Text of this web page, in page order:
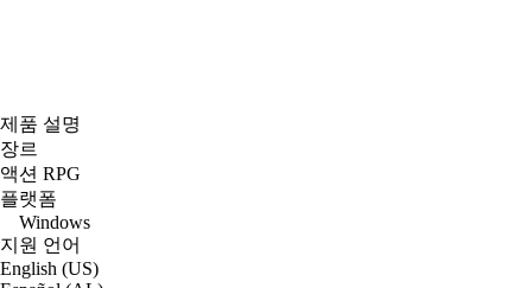
제품 설명
장르
액션 RPG
플랫폼
Windows
지원 언어
English (US)